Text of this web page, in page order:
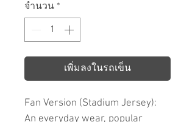
จำนวน *
เพิ่มลงในรถเข็น
Fan Version (Stadium Jersey):
An everyday wear, popular